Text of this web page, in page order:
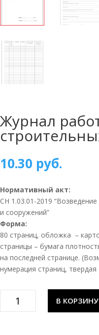
Журнал
10.30 руб.
Нормативный акт:
СН 1.03.01-2019
и сооружений”
Форма:
80 страниц, обложка –
страницы – бумага
на последней странице.
нумерация страниц,
товара
В КОРЗИНУ